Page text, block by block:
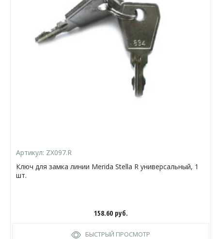
Артикул: ZX097.R
Ключ для замка линии Merida Stella R универсальный, 1
шт.
158.60 руб.
БЫСТРЫЙ ПРОСМОТР